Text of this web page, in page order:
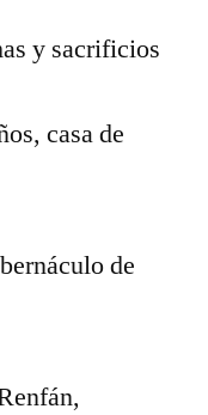
y sacrificios
casa de
de